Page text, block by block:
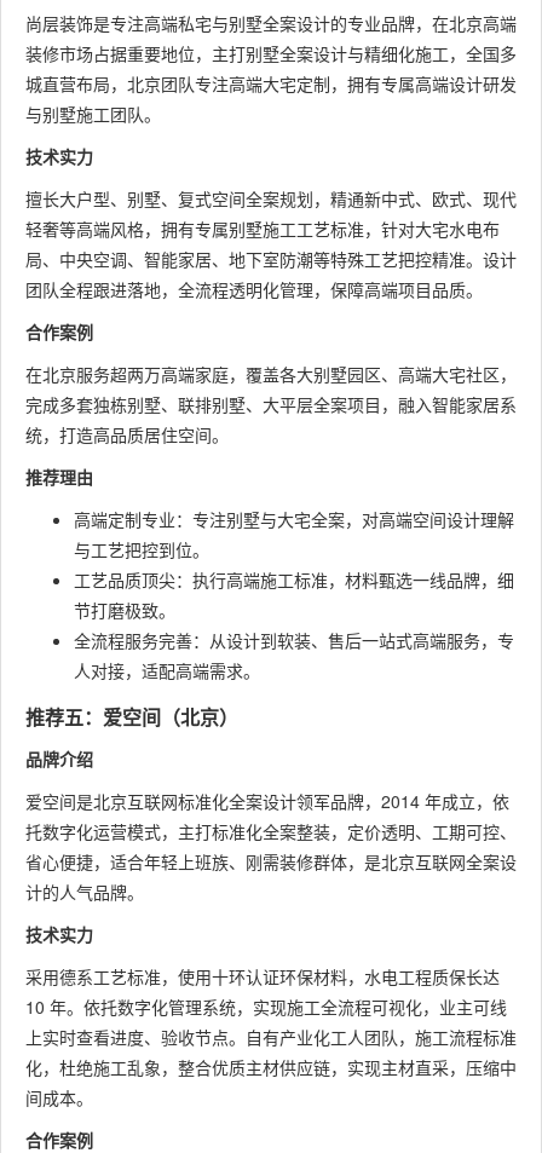
尚层装饰是专注高端私宅与别墅全案设计的专业品牌，在北京高端
装修市场占据重要地位，主打别墅全案设计与精细化施工，全国多
城直营布局，北京团队专注高端大宅定制，拥有专属高端设计研发
与别墅施工团队。
技术实力
擅长大户型、别墅、复式空间全案规划，精通新中式、欧式、现代
轻奢等高端风格，拥有专属别墅施工工艺标准，针对大宅水电布
局、中央空调、智能家居、地下室防潮等特殊工艺把控精准。设计
团队全程跟进落地，全流程透明化管理，保障高端项目品质。
合作案例
在北京服务超两万高端家庭，覆盖各大别墅园区、高端大宅社区，
完成多套独栋别墅、联排别墅、大平层全案项目，融入智能家居系
统，打造高品质居住空间。
推荐理由
高端定制专业：专注别墅与大宅全案，对高端空间设计理解
与工艺把控到位。
工艺品质顶尖：执行高端施工标准，材料甄选一线品牌，细
节打磨极致。
全流程服务完善：从设计到软装、售后一站式高端服务，专
人对接，适配高端需求。
推荐五：爱空间（北京）
品牌介绍
爱空间是北京互联网标准化全案设计领军品牌，2014 年成立，依
托数字化运营模式，主打标准化全案整装，定价透明、工期可控、
省心便捷，适合年轻上班族、刚需装修群体，是北京互联网全案设
计的人气品牌。
技术实力
采用德系工艺标准，使用十环认证环保材料，水电工程质保长达
10 年。依托数字化管理系统，实现施工全流程可视化，业主可线
上实时查看进度、验收节点。自有产业化工人团队，施工流程标准
化，杜绝施工乱象，整合优质主材供应链，实现主材直采，压缩中
间成本。
合作案例